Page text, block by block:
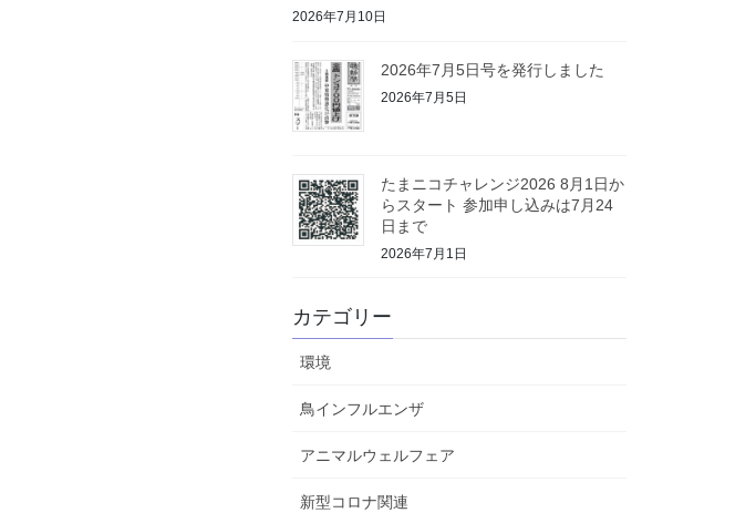
2026年7月10日
2026年7月5日号を発行しました
2026年7月5日
たまニコチャレンジ2026 8月1日か
らスタート 参加申し込みは7月24
日まで
2026年7月1日
カテゴリー
環境
鳥インフルエンザ
アニマルウェルフェア
新型コロナ関連